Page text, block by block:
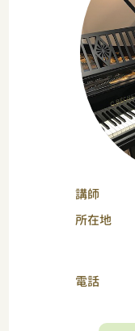
講師
所在地
電話